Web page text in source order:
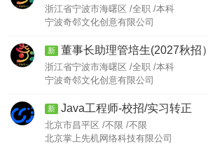
浙江省宁波市海曙区 /全职 /本科
宁波奇邻文化创意有限公司
新 董事长助理管培生(2027秋招）
浙江省宁波市海曙区 /全职 /本科
宁波奇邻文化创意有限公司
新 Java工程师-校招/实习转正
北京市昌平区 /不限 /不限
北京掌上先机网络科技有限公司